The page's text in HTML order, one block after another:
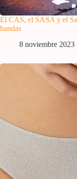
El CAS, el SASA y el
bandas
8 noviembre 2023